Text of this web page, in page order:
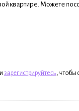
квартире. Можете
зарегистрируйтесь, чтобы